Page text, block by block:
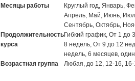
Месяцы работы
Круглый год, Январь,
Апрель, Май, Июнь,
Сентябрь, Октябрь,
Продолжительность
курса
Гибкий график, От 1 до
8 недель, От 9 до 12
недель, 6 месяцев,
Возрастная группа
Любая, до 12, 12-16,